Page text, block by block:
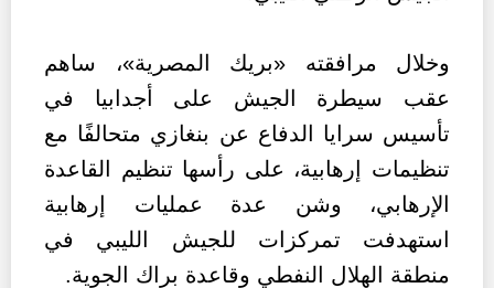
وخلال مرافقته «بريك المصرية»، ساهم
عقب سيطرة الجيش على أجدابيا في
تأسيس سرايا الدفاع عن بنغازي متحالفًا مع
تنظيمات إرهابية، على رأسها تنظيم القاعدة
الإرهابي، وشن عدة عمليات إرهابية
استهدفت تمركزات للجيش الليبي في
منطقة الهلال النفطي وقاعدة براك الجوية.